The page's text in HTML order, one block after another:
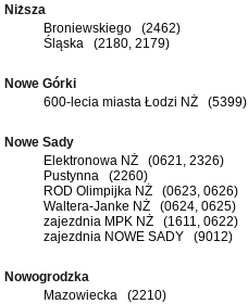
Niższa
Broniewskiego (2462)
Śląska (2180, 2179)
Nowe Górki
600-lecia miasta Łodzi NŻ (5399)
Nowe Sady
Elektronowa NŻ (0621, 2326)
Pustynna (2260)
ROD Olimpijka NŻ (0623, 0626)
Waltera-Janke NŻ (0624, 0625)
zajezdnia MPK NŻ (1611, 0622)
zajezdnia NOWE SADY (9012)
Nowogrodzka
Mazowiecka (2210)